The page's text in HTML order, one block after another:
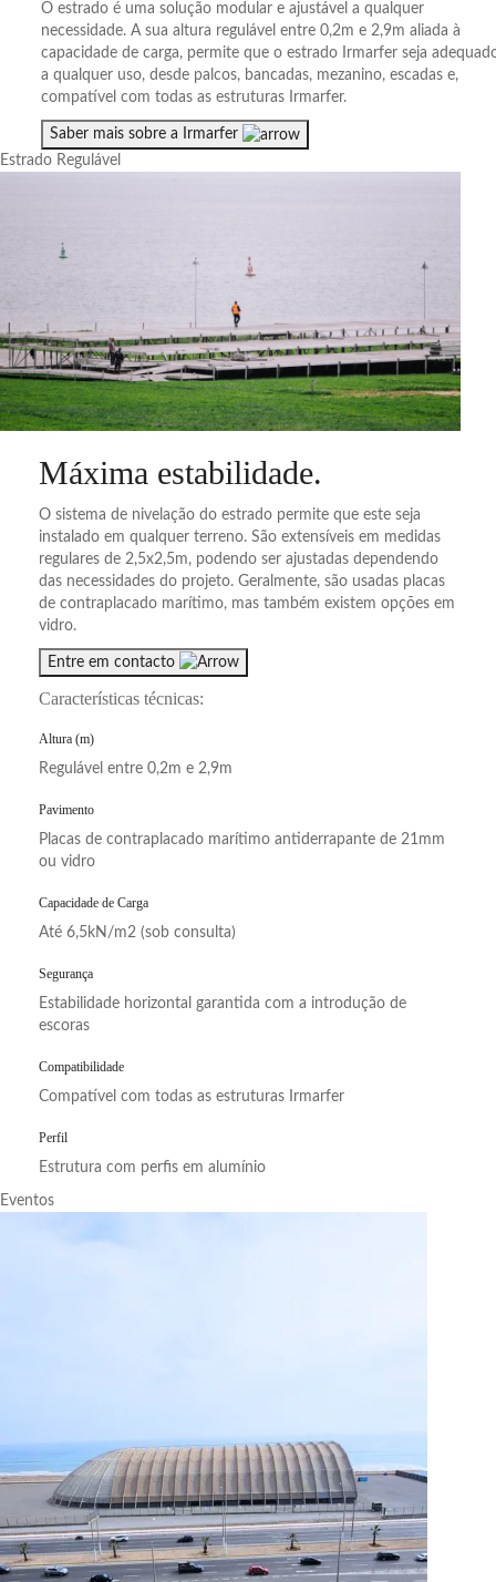
O estrado é uma solução modular e ajustável a qualquer
necessidade. A sua altura regulável entre 0,2m e 2,9m aliada à
capacidade de carga, permite que o estrado Irmarfer seja
a qualquer uso, desde palcos, bancadas, mezanino, escadas e,
compatível com todas as estruturas Irmarfer.
Saber mais sobre a Irmarfer
Estrado Regulável
Máxima estabilidade.
O sistema de nivelação do estrado permite que este seja
instalado em qualquer terreno. São extensíveis em medidas
regulares de 2,5x2,5m, podendo ser ajustadas dependendo
das necessidades do projeto. Geralmente, são usadas placas
de contraplacado marítimo, mas também existem opções em
vidro.
Entre em contacto
Características técnicas:
Altura (m)
Regulável entre 0,2m e 2,9m
Pavimento
Placas de contraplacado marítimo antiderrapante de 21mm
ou vidro
Capacidade de Carga
Até 6,5kN/m2 (sob consulta)
Segurança
Estabilidade horizontal garantida com a introdução de
escoras
Compatibilidade
Compatível com todas as estruturas Irmarfer
Perfil
Estrutura com perfis em alumínio
Eventos